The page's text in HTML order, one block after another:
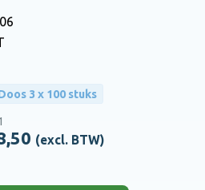
3 x 100 stuks
(excl. BTW)